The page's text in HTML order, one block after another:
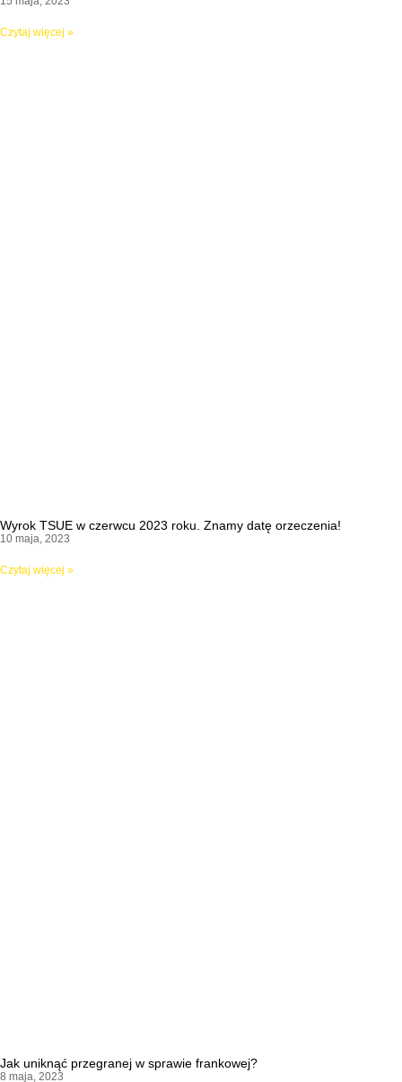
Czytaj więcej »
Wyrok TSUE w czerwcu 2023 roku. Znamy datę orzeczenia!
10 maja, 2023
Czytaj więcej »
Jak uniknąć przegranej w sprawie frankowej?
8 maja, 2023